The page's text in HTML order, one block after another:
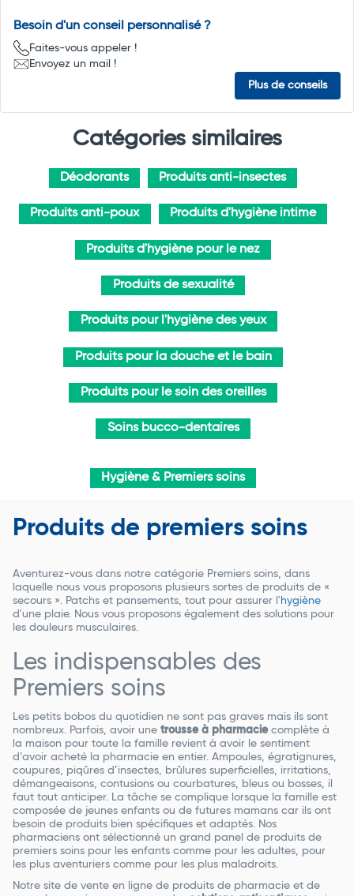
Besoin d'un conseil personnalisé ?
Faites-vous appeler !
Envoyez un mail !
Plus de conseils
Catégories similaires
Déodorants Produits anti-insectes
Produits anti-poux Produits d'hygiène intime
Produits d'hygiène pour le nez
Produits de sexualité
Produits pour l'hygiène des yeux
Produits pour la douche et le bain
Produits pour le soin des oreilles
Soins bucco-dentaires
Hygiène & Premiers soins
Produits de premiers soins
Aventurez-vous dans notre catégorie Premiers soins, dans
laquelle nous vous proposons plusieurs sortes de produits de «
secours ». Patchs et pansements, tout pour assurer l' hygiène
d'une plaie. Nous vous proposons également des solutions pour
les douleurs musculaires.
Les indispensables des
Premiers soins
Les petits bobos du quotidien ne sont pas graves mais ils sont
nombreux. Parfois, avoir une trousse à pharmaciecomplète à
la maison pour toute la famille revient à avoir le sentiment
d’avoir acheté la pharmacie en entier. Ampoules, égratignures,
coupures, piqûres d’insectes, brûlures superficielles, irritations,
démangeaisons, contusions ou courbatures, bleus ou bosses, il
faut tout anticiper. La tâche se complique lorsque la famille est
composée de jeunes enfants ou de futures mamans car ils ont
besoin de produits bien spécifiques et adaptés. Nos
pharmaciens ont sélectionné un grand panel de produits de
premiers soins pour les enfants comme pour les adultes, pour
les plus aventuriers comme pour les plus maladroits.
Notre site de vente en ligne de produits de pharmacie et de